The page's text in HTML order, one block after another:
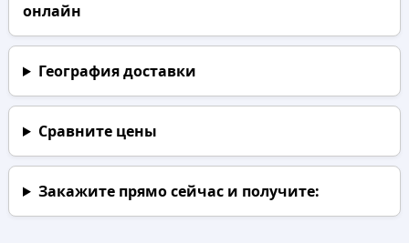
онлайн
География доставки
Сравните цены
Закажите прямо сейчаси получите: